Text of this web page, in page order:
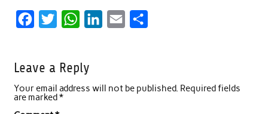
e
b
t
e
W
t
s
e
l
e
Leave a Reply
Your email address will not be published. Required fields
are marked*